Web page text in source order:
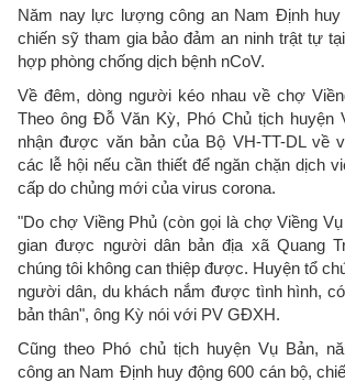
Năm nay lực lượng công an Nam Định huy
chiến sỹ tham gia bảo đảm an ninh trật tự
hợp phòng chống dịch bệnh nCoV.
Về đêm, dòng người kéo nhau về chợ
Theo ông Đỗ Văn Kỳ, Phó Chủ tịch huyện
nhận được văn bản của Bộ VH-TT-DL về
các lễ hội nếu cần thiết để ngăn chặn dịch
cấp do chủng mới của virus corona.
"Do chợ Viềng Phủ (còn gọi là chợ Viềng
gian được người dân bản địa xã Quang
chúng tôi không can thiệp được. Huyện tổ
người dân, du khách nắm được tình hình,
bản thân", ông Kỳ nói với PV GĐXH.
Cũng theo Phó chủ tịch huyện Vụ Bản,
công an Nam Định huy động 600 cán bộ,